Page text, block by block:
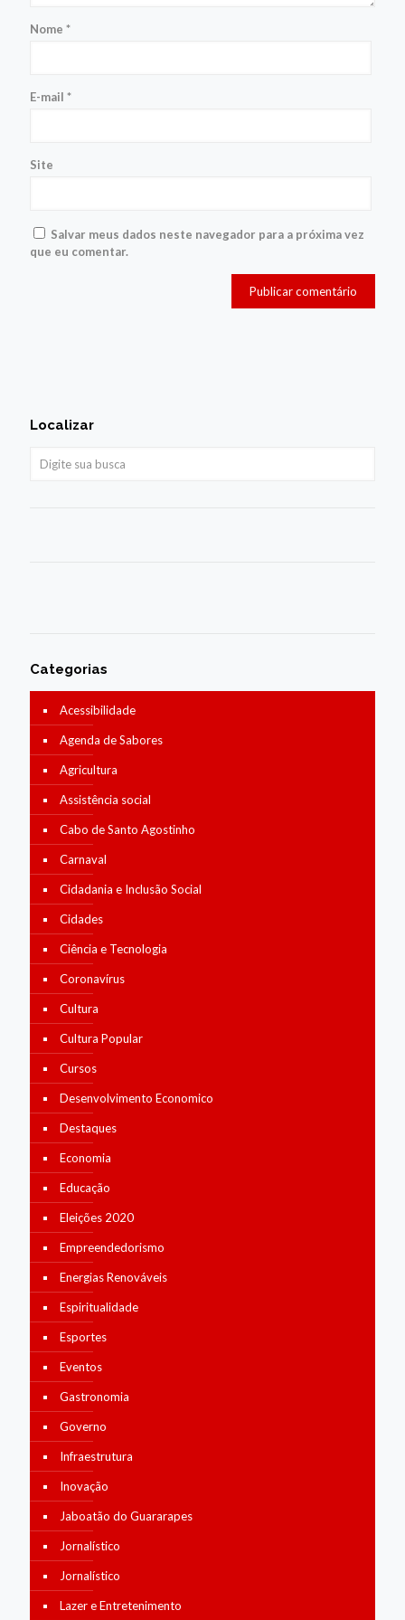
Nome *
E-mail *
Site
Salvar meus dados neste navegador para a próxima vez
que eu comentar.
Localizar
Categorias
Acessibilidade
Agenda de Sabores
Agricultura
Assistência social
Cabo de Santo Agostinho
Carnaval
Cidadania e Inclusão Social
Cidades
Ciência e Tecnologia
Coronavírus
Cultura
Cultura Popular
Cursos
Desenvolvimento Economico
Destaques
Economia
Educação
Eleições 2020
Empreendedorismo
Energias Renováveis
Espiritualidade
Esportes
Eventos
Gastronomia
Governo
Infraestrutura
Inovação
Jaboatão do Guararapes
Jornalístico
Jornalístico
Lazer e Entretenimento